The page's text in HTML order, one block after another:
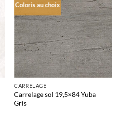
Coloris au choix
CARRELAGE
Carrelage sol 19,5×84 Yuba
Gris